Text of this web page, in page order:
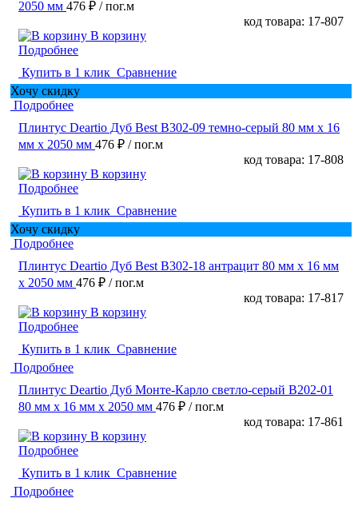
2050 мм 476 ₽ / пог.м
код товара: 17-807
В корзину
Подробнее
Купить в 1 клик Сравнение
Хочу скидку
Подробнее
Плинтус Deartio Дуб Best B302-09 темно-серый 80 мм х 16
мм х 2050 мм 476 ₽ / пог.м
код товара: 17-808
В корзину
Подробнее
Купить в 1 клик Сравнение
Хочу скидку
Подробнее
Плинтус Deartio Дуб Best B302-18 антрацит 80 мм х 16 мм
х 2050 мм 476 ₽ / пог.м
код товара: 17-817
В корзину
Подробнее
Купить в 1 клик Сравнение
Подробнее
Плинтус Deartio Дуб Монте-Карло светло-серый B202-01
80 мм х 16 мм х 2050 мм 476 ₽ / пог.м
код товара: 17-861
В корзину
Подробнее
Купить в 1 клик Сравнение
Подробнее